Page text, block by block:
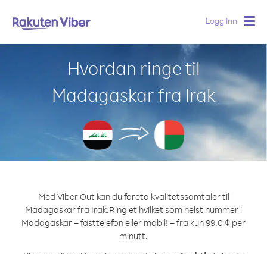
Logg Inn
Hvordan ringe til
Madagaskar fra Irak
Med Viber Out kan du foreta kvalitetssamtaler til
Madagaskar fra Irak.Ring et hvilket som helst nummer i
Madagaskar – fasttelefon eller mobil! – fra kun 99.0 ¢ per
minutt.